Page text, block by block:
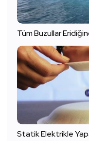
Tüm Buzullar
Statik Elektrikle